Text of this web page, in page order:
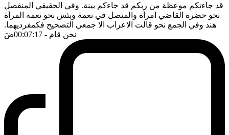
قد جاءتكم موعظة من ربكم قد جاءكم بينة. وفي الحقيقي المنفصل
نحو حضرة القاضي امرأة والمتصل في نعمة وبئس نحو نعمة المرأة
هند وفي الجمع نحو قالت الاعراب الا جمعي التصحيح فكمفرديهما.
نحن قام - 00:07:17 ضَ